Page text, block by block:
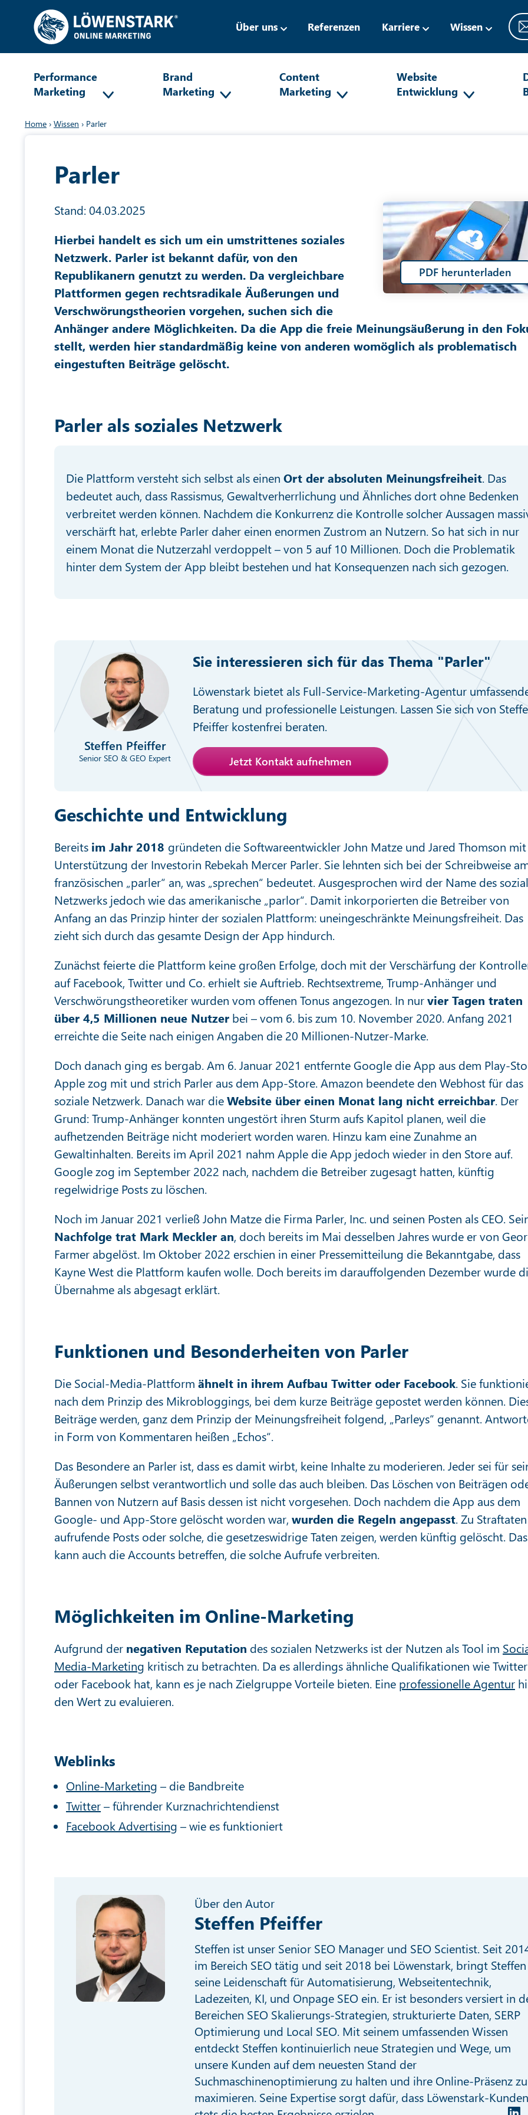
Über uns Referenzen Karriere Wissen
Performance
Marketing
Brand
Marketing
Content
Marketing
Website
Entwicklung
Home › Wissen › Parler
Parler
PDF herunterladen
Stand: 04.03.2025
Hierbei handelt es sich um ein umstrittenes soziales
Netzwerk. Parler ist bekannt dafür, von den
Republikanern genutzt zu werden. Da vergleichbare
Plattformen gegen rechtsradikale Äußerungen und
Verschwörungstheorien vorgehen, suchen sich die
Anhänger andere Möglichkeiten. Da die App die freie Meinungsäußerung in den
stellt, werden hier standardmäßig keine von anderen womöglich als problematisch
eingestuften Beiträge gelöscht.
Parler als soziales Netzwerk
Die Plattform versteht sich selbst als einen Ort der absoluten Meinungsfreiheit. Das
bedeutet auch, dass Rassismus, Gewaltverherrlichung und Ähnliches dort ohne Bedenken
verbreitet werden können. Nachdem die Konkurrenz die Kontrolle solcher Aussagen
verschärft hat, erlebte Parler daher einen enormen Zustrom an Nutzern. So hat sich in nur
einem Monat die Nutzerzahl verdoppelt – von 5 auf 10 Millionen. Doch die Problematik
hinter dem System der App bleibt bestehen und hat Konsequenzen nach sich gezogen.
Steffen Pfeiffer
Senior SEO & GEO Expert
Sie interessieren sich für das Thema "Parler"
Löwenstark bietet als Full-Service-Marketing-Agentur
Beratung und professionelle Leistungen. Lassen Sie sich von
Pfeiffer kostenfrei beraten.
Jetzt Kontakt aufnehmen
Geschichte und Entwicklung
Bereits im Jahr 2018 gründeten die Softwareentwickler John Matze und Jared Thomson
Unterstützung der Investorin Rebekah Mercer Parler. Sie lehnten sich bei der Schreibweise
französischen „parler“ an, was „sprechen“ bedeutet. Ausgesprochen wird der Name des
Netzwerks jedoch wie das amerikanische „parlor“. Damit inkorporierten die Betreiber von
Anfang an das Prinzip hinter der sozialen Plattform: uneingeschränkte Meinungsfreiheit. Das
zieht sich durch das gesamte Design der App hindurch.
Zunächst feierte die Plattform keine großen Erfolge, doch mit der Verschärfung der
auf Facebook, Twitter und Co. erhielt sie Auftrieb. Rechtsextreme, Trump-Anhänger und
Verschwörungstheoretiker wurden vom offenen Tonus angezogen. In nurvier Tagen traten
über 4,5 Millionen neue Nutzer bei – vom 6. bis zum 10. November 2020. Anfang 2021
erreichte die Seite nach einigen Angaben die 20 Millionen-Nutzer-Marke.
Doch danach ging es bergab. Am 6. Januar 2021 entfernte Google die App aus dem Play-
Apple zog mit und strich Parler aus dem App-Store. Amazon beendete den Webhost für das
soziale Netzwerk. Danach war dieWebsite über einen Monat lang nicht erreichbar. Der
Grund: Trump-Anhänger konnten ungestört ihren Sturm aufs Kapitol planen, weil die
aufhetzenden Beiträge nicht moderiert worden waren. Hinzu kam eine Zunahme an
Gewaltinhalten. Bereits im April 2021 nahm Apple die App jedoch wieder in den Store auf.
Google zog im September 2022 nach, nachdem die Betreiber zugesagt hatten, künftig
regelwidrige Posts zu löschen.
Noch im Januar 2021 verließ John Matze die Firma Parler, Inc. und seinen Posten als CEO.
Nachfolge trat Mark Meckler an, doch bereits im Mai desselben Jahres wurde er von
Farmer abgelöst. Im Oktober 2022 erschien in einer Pressemitteilung die Bekanntgabe, dass
Kayne West die Plattform kaufen wolle. Doch bereits im darauffolgenden Dezember wurde
Übernahme als abgesagt erklärt.
Funktionen und Besonderheiten von Parler
Die Social-Media-Plattform ähnelt in ihrem Aufbau Twitter oder Facebook. Sie
nach dem Prinzip des Mikrobloggings, bei dem kurze Beiträge gepostet werden können.
Beiträge werden, ganz dem Prinzip der Meinungsfreiheit folgend, „Parleys“ genannt.
in Form von Kommentaren heißen „Echos“.
Das Besondere an Parler ist, dass es damit wirbt, keine Inhalte zu moderieren. Jeder sei für
Äußerungen selbst verantwortlich und solle das auch bleiben. Das Löschen von Beiträgen
Bannen von Nutzern auf Basis dessen ist nicht vorgesehen. Doch nachdem die App aus dem
Google- und App-Store gelöscht worden war, wurden die Regeln angepasst. Zu Straftaten
aufrufende Posts oder solche, die gesetzeswidrige Taten zeigen, werden künftig gelöscht. Das
kann auch die Accounts betreffen, die solche Aufrufe verbreiten.
Möglichkeiten im Online-Marketing
Aufgrund der negativen Reputation des sozialen Netzwerks ist der Nutzen als Tool im
Media-Marketing kritisch zu betrachten. Da es allerdings ähnliche Qualifikationen wie Twitter
oder Facebook hat, kann es je nach Zielgruppe Vorteile bieten. Eine professionelle Agentur
den Wert zu evaluieren.
Weblinks
Online-Marketing – die Bandbreite
Twitter– führender Kurznachrichtendienst
Facebook Advertising – wie es funktioniert
Über den Autor
Steffen Pfeiffer
Steffen ist unser Senior SEO Manager und SEO Scientist. Seit
im Bereich SEO tätig und seit 2018 bei Löwenstark, bringt Steffen
seine Leidenschaft für Automatisierung, Webseitentechnik,
Ladezeiten, KI, und Onpage SEO ein. Er ist besonders versiert in
Bereichen SEO Skalierungs-Strategien, strukturierte Daten, SERP
Optimierung und Local SEO. Mit seinem umfassenden Wissen
entdeckt Steffen kontinuierlich neue Strategien und Wege, um
unsere Kunden auf dem neuesten Stand der
Suchmaschinenoptimierung zu halten und ihre Online-Präsenz zu
maximieren. Seine Expertise sorgt dafür, dass Löwenstark-Kunden